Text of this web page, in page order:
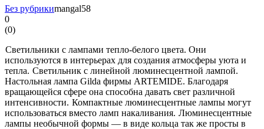
Без рубрикиmangal58
0
(0)
Светильники с лампами тепло-белого цвета. Они
используются в интерьерах для создания атмосферы уюта и
тепла. Светильник с линейной люминесцентной лампой.
Настольная лампа Gilda фирмы ARTEMIDE. Благодаря
вращающейся сфере она способна давать свет различной
интенсивности. Компактные люминесцентные лампы могут
использоваться вместо ламп накаливания. Люминесцентные
лампы необычной формы — в виде кольца так же просты в